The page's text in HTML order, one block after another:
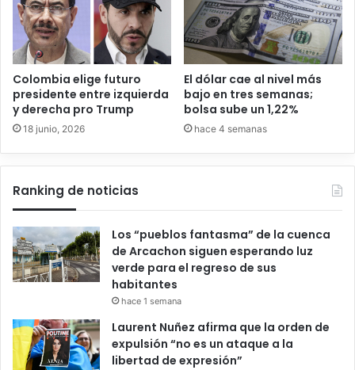
Colombia elige futuro
presidente entre izquierda
y derecha pro Trump
18 junio, 2026
El dólar cae al nivel más
bajo en tres semanas;
bolsa sube un 1,22%
hace 4 semanas
Ranking de noticias
Los “pueblos fantasma” de la cuenca
de Arcachon siguen esperando luz
verde para el regreso de sus
habitantes
hace 1 semana
Laurent Nuñez afirma que la orden de
expulsión “no es un ataque a la
libertad de expresión”